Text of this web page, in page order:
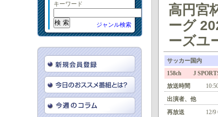
キーワード
ジャンル検索
高円宮
ーグ
ーズユ
サッカー国内
158ch J
放送時間
出演者、他
再放送
12/